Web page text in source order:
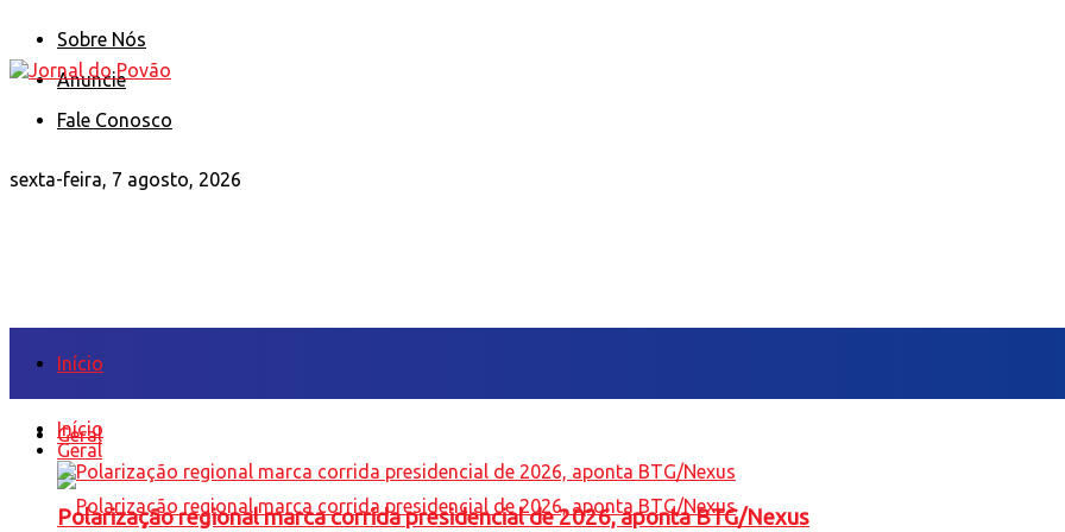
Sobre Nós
Anuncie
Fale Conosco
sexta-feira, 7 agosto, 2026
Início
Geral
Início
Geral
Polarização regional marca corrida presidencial de 2026, aponta BTG/Nexus